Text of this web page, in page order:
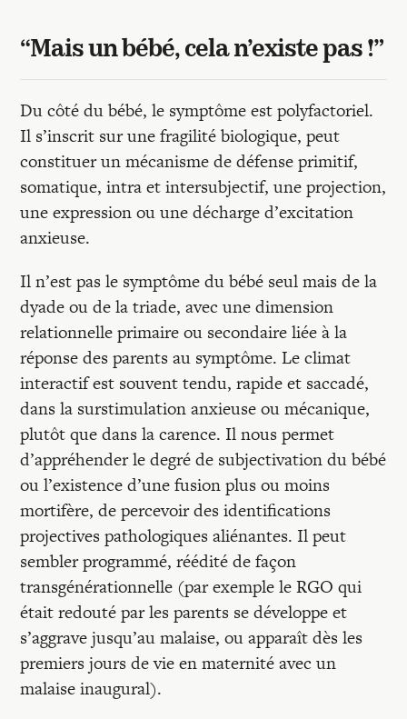
“Mais un bébé, cela n’existe pas !”
Du côté du bébé, le symptôme est polyfactoriel.
Il s’inscrit sur une fragilité biologique, peut
constituer un mécanisme de défense primitif,
somatique, intra et intersubjectif, une projection,
une expression ou une décharge d’excitation
anxieuse.
Il n’est pas le symptôme du bébé seul mais de la
dyade ou de la triade, avec une dimension
relationnelle primaire ou secondaire liée à la
réponse des parents au symptôme. Le climat
interactif est souvent tendu, rapide et saccadé,
dans la surstimulation anxieuse ou mécanique,
plutôt que dans la carence. Il nous permet
d’appréhender le degré de subjectivation du bébé
ou l’existence d’une fusion plus ou moins
mortifère, de percevoir des identifications
projectives pathologiques aliénantes. Il peut
sembler programmé, réédité de façon
transgénérationnelle (par exemple le RGO qui
était redouté par les parents se développe et
s’aggrave jusqu’au malaise, ou apparaît dès les
premiers jours de vie en maternité avec un
malaise inaugural).